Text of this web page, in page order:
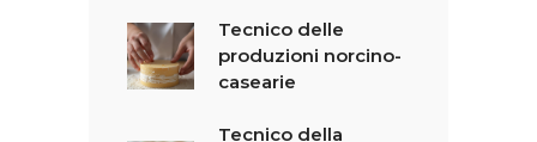
Tecnico delle
produzioni norcino-
casearie
Tecnico della